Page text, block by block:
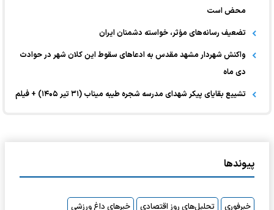
محض است
تضعیف رسانه‌های مؤثر، خواسته دشمنان ایران
واکنش شهردار مشهد مقدس به ادعا‌های سقوط این کلان شهر در حوادث
دی ماه
تشییع بقایای پیکر شهدای مدرسه شجره طیبه میناب (۳۱ تیر ۱۴۰۵) + فیلم
پیوندها
خبرفوری تحلیل‌های روز اقتصادی
خبرهای داغ ورزشی